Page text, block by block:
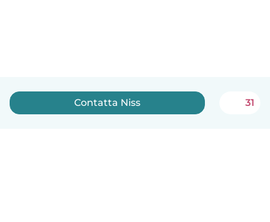
Contatta Niss 31